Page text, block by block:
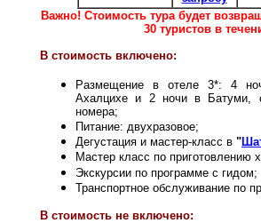
Важно! Стоимость тура будет
30 туристов в
В стоимость включено:
Размещение в отеле 3*: 4
Ахалцихе и 2 ночи в Батуми,
номера;
Питание: двухразовое;
Дегустация и мастер-класс в "
Мастер класс по приготовлению
Экскурсии по программе с гидом;
Транспортное обслуживание по
В стоимость не включено: